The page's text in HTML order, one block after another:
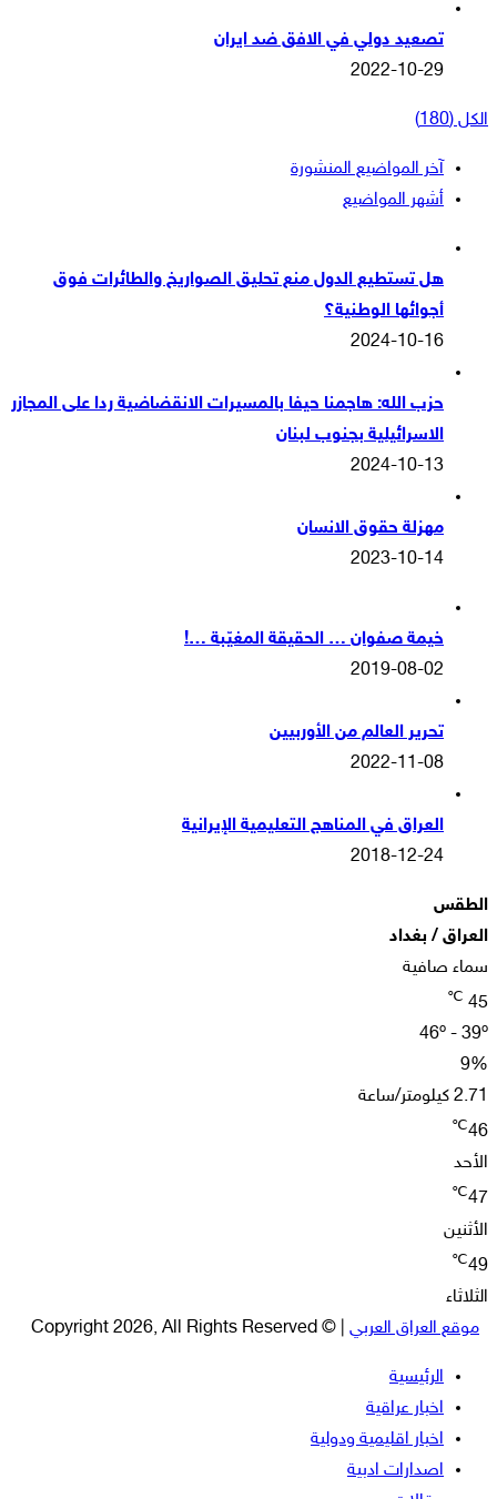
تصعيد دولي في الافق ضد ايران
2022-10-29
الكل (180)
آخر المواضيع المنشورة
أشهر المواضيع
هل تستطيع الدول منع تحليق الصواريخ والطائرات فوق
أجوائها الوطنية؟
2024-10-16
حزب الله: هاجمنا حيفا بالمسيرات الانقضاضية ردا على المجازر
الاسرائيلية بجنوب لبنان
2024-10-13
مهزلة حقوق الانسان
2023-10-14
خيمة صفوان … الحقيقة المغيّبة …!
2019-08-02
تحرير العالم من الأوربيين
2022-11-08
العراق في المناهج التعليمية الإيرانية
2018-12-24
الطقس
العراق / بغداد
سماء صافية
45
℃
46º - 39º
9%
2.71 كيلومتر/ساعة
46
℃
الأحد
47
℃
الأثنين
49
℃
الثلاثاء
موقع العراق العربي | © Copyright 2026, All Rights Reserved
الرئيسية
اخبار عراقية
اخبار اقليمية ودولية
اصدارات ادبية